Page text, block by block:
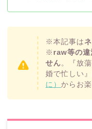
※本記事は
※ raw等の違
せん。『放
婚で忙しい
に） からお